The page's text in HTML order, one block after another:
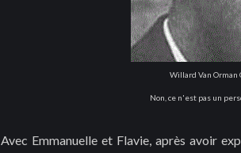
Willard Van Orman
Non, ce n'est pas un
Avec Emmanuelle et Flavie, après avoir